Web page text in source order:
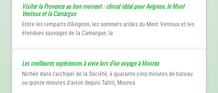
Visiter la Provence au bon moment : climat idéal pour Avignon, le Mont
Ventoux et la Camargue
Entre les remparts d'Avignon, les sommets arides du Mont Ventoux et les
étendues sauvages de la Camargue, la
Les meilleures expériences à vivre lors d’un voyage à Moorea
Nichée dans l'archipel de la Société, à quarante-cinq minutes de bateau
ou quinze minutes d'avion depuis Tahiti, Moorea